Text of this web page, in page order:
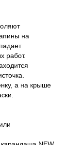
на
работ.
а на крыше